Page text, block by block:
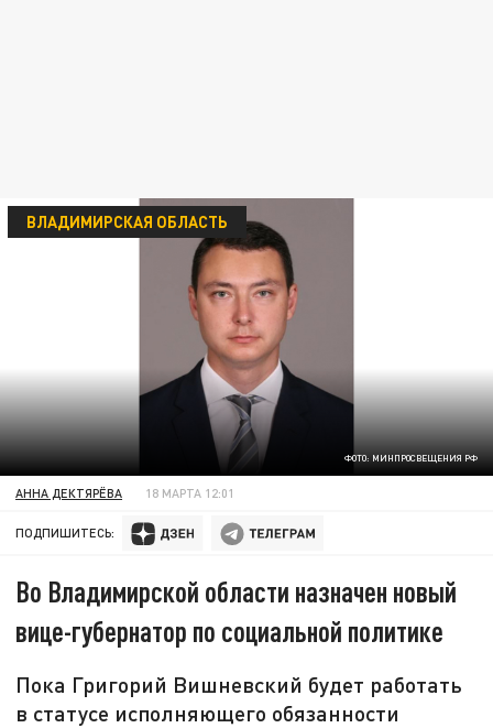
ФОТО: МИНПРОСВЕЩЕНИЯ РФ
ВЛАДИМИРСКАЯ ОБЛАСТЬ
АННА ДЕКТЯРЁВА 18 МАРТА 12:01
ПОДПИШИТЕСЬ:
Во Владимирской области назначен новый
вице-губернатор по социальной политике
Пока Григорий Вишневский будет работать
в статусе исполняющего обязанности